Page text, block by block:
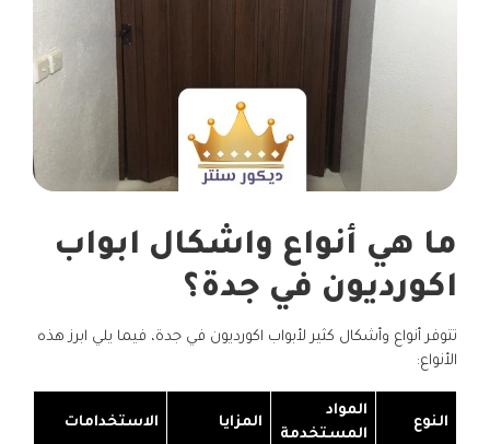
ما هي أنواع واشكال ابواب
اكورديون في جدة؟
تتوفر أنواع وأشكال كثير لأبواب اكورديون في جدة، فيما يلي ابرز هذه
الأنواع:
النوع
المواد
المستخدمة
المزايا الاستخدامات